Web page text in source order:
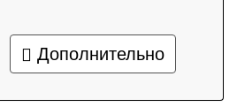
Дополнительно